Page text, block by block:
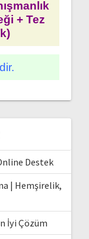
+ Tez
Destek
| Hemşirelik,
İyi Çözüm